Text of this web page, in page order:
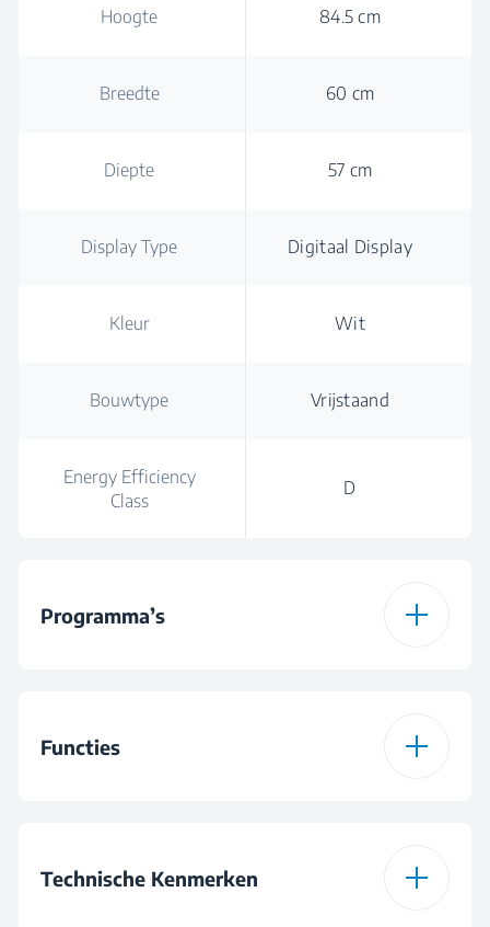
Hoogte 84.5 cm
Breedte 60 cm
Diepte 57 cm
Display Type Digitaal Display
Kleur Wit
Bouwtype Vrijstaand
Energy Efficiency
Class
D
Programma’s
Functies
Saving - Extra Rinse)
Technische Kenmerken